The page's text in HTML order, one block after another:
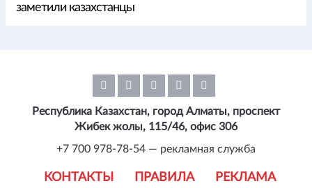
заметили казахстанцы
КОНТАКТЫ ПРАВИЛА РЕКЛАМА
Республика Казахстан, город Алматы, проспект
Жибек жолы, 115/46, офис 306
+7 700 978-78-54 — рекламная служба